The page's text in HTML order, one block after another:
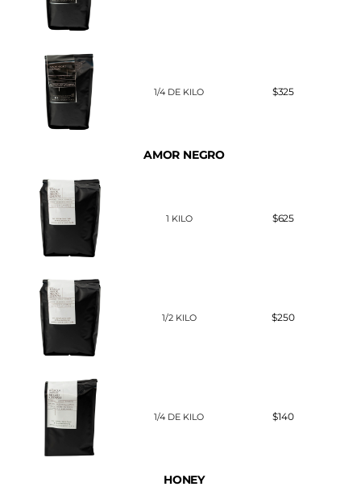
1/4 DE KILO $325
AMOR NEGRO
1 KILO $625
1/2 KILO $250
1/4 DE KILO $140
HONEY